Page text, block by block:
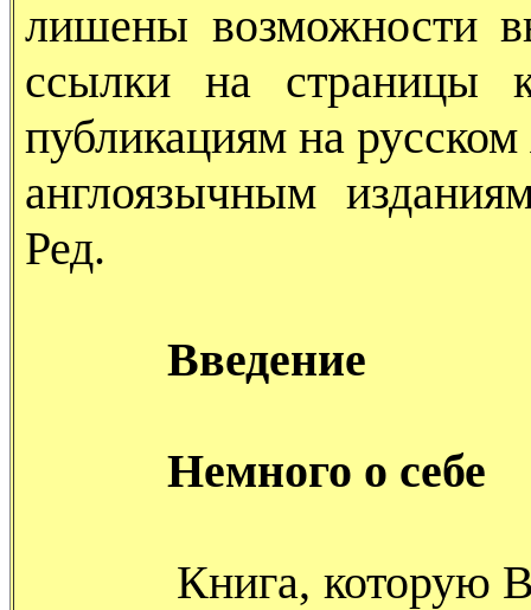
лишены возможности
ссылки на страницы
публикациям на
англоязычным
Ред.
Введение
Немного о себе
Книга, которую Вы